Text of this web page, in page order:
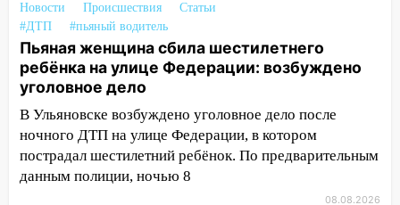
Федерации
12:01 Пьяная женщина сбила
шестилетнего ребёнка на улице
Федерации: возбуждено уголовное дело
11:16 В Ульяновске ищут 37-летнего
мужчину, пропавшего ещё 19 июля
10:30 От мотофристайла до прогулки с
Новости Происшествия
Статьи
#ДТП
#пьяный водитель
Пьяная женщина сбила шестилетнего
ребёнка на улице Федерации: возбуждено
уголовное дело
В Ульяновске возбуждено уголовное дело после
ночного ДТП на улице Федерации, в котором
пострадал шестилетний ребёнок. По предварительным
данным полиции, ночью 8
08.08.2026